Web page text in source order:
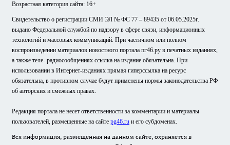
Возрастная категория сайта: 16+
Свидетельство о регистрации СМИ ЭЛ № ФС 77 – 89435 от 06.05.2025г.
выдано Федеральной службой по надзору в сфере связи, информационных
технологий и массовых коммуникаций. При частичном или полном
воспроизведении материалов новостного портала пг46.ру в печатных изданиях,
а также теле- радиосообщениях ссылка на издание обязательна. При
использовании в Интернет-изданиях прямая гиперссылка на ресурс
обязательна, в противном случае будут применены нормы законодательства РФ
об авторских и смежных правах.
Редакция портала не несет ответственности за комментарии и материалы
пользователей, размещенные на сайте pg46.ru и его субдоменах.
Вся информация, размещенная на данном сайте, охраняется в